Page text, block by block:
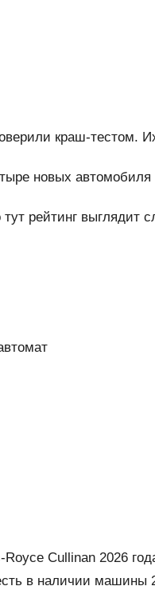
краш-тестом.
новых
тут рейтинг
Cullinan 2026
в наличии машины